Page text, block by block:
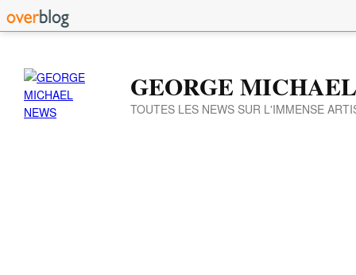
GEORGE
TOUTES LES NEWS SUR L'IMMENSE